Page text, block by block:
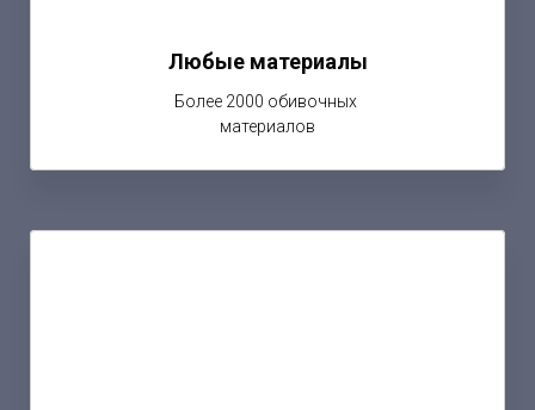
Любые материалы
Более 2000 обивочных
материалов